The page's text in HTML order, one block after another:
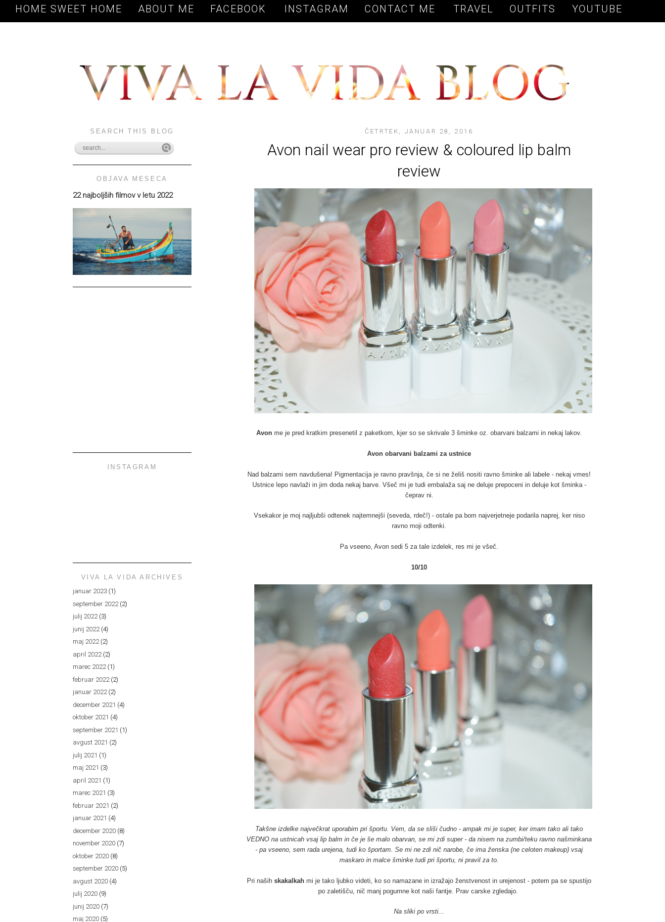
Vow to Fashion
HOME SWEET HOME ABOUT ME FACEBOOK INSTAGRAM CONTACT ME TRAVEL OUTFITS YOUTUBE
ČETRTEK, JANUAR 28, 2016
Avon nail wear pro review & coloured lip balm
review
Avon me je pred kratkim presenetil z paketkom, kjer so se skrivale 3 šminke oz. obarvani balzami in nekaj lakov.
Avon obarvani balzami za ustnice
Nad balzami sem navdušena! Pigmentacija je ravno pravšnja, če si ne želiš nositi ravno šminke ali labele - nekaj vmes!
Ustnice lepo navlaži in jim doda nekaj barve. Všeč mi je tudi embalaža saj ne deluje prepoceni in deluje kot šminka -
čeprav ni.
Vsekakor je moj najljubši odtenek najtemnejši (seveda, rdeč!) - ostale pa bom najverjetneje podarila naprej, ker niso
ravno moji odtenki.
Pa vseeno, Avon sedi 5 za tale izdelek, res mi je všeč.
10/10
Takšne izdelke največkrat uporabim pri športu. Vem, da se sliši čudno - ampak mi je super, ker imam tako ali tako
VEDNO na ustnicah vsaj lip balm in če je še malo obarvan, se mi zdi super - da nisem na zumbi/teku ravno našminkana
- pa vseeno, sem rada urejena, tudi ko športam. Se mi ne zdi nič narobe, če ima ženska (ne celoten makeup) vsaj
maskaro in malce šminke tudi pri športu, ni pravil za to.
Pri naših skakalkah mi je tako ljubko videti, ko so namazane in izražajo ženstvenost in urejenost - potem pa se spustijo
po zaletišču, nič manj pogumne kot naši fantje. Prav carske zgledajo.
Na sliki po vrsti...
SEARCH THIS BLOG
OBJAVA MESECA
22 najboljših filmov v letu 2022
INSTAGRAM
VIVA LA VIDA ARCHIVES
januar 2023 (1)
september 2022 (2)
julij 2022(3)
junij 2022 (4)
maj 2022(2)
april 2022 (2)
marec 2022(1)
februar 2022 (2)
januar 2022(2)
december 2021 (4)
oktober 2021 (4)
september 2021 (1)
avgust 2021 (2)
julij 2021 (1)
maj 2021 (3)
april 2021 (1)
marec 2021 (3)
februar 2021 (2)
januar 2021 (4)
december 2020 (8)
november 2020 (7)
oktober 2020 (8)
september 2020 (5)
avgust 2020 (4)
julij 2020 (9)
junij 2020 (7)
maj 2020 (5)